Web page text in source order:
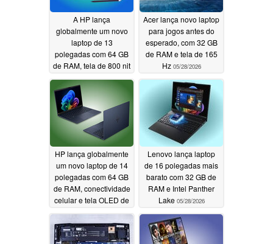
A HP lança
globalmente um novo
laptop de 13
polegadas com 64 GB
de RAM, tela de 800 nit
06/04/2026
Acer lança novo laptop
para jogos antes do
esperado, com 32 GB
de RAM e tela de 165
Hz 05/28/2026
HP lança globalmente
um novo laptop de 14
polegadas com 64 GB
de RAM, conectividade
celular e tela OLED de
05/28/2026
Lenovo lança laptop
de 16 polegadas mais
barato com 32 GB de
RAM e Intel Panther
Lake 05/28/2026